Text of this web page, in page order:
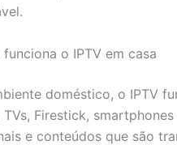
funciona o IPTV em casa
doméstico, o IPTV
TVs, Firestick,
e conteúdos que são